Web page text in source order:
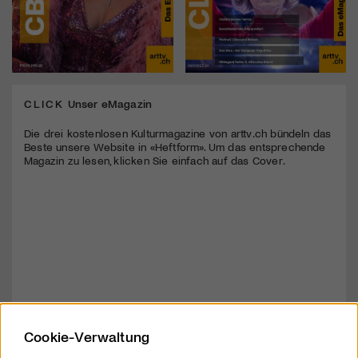
CLICK Unser eMagazin
Die drei kostenlosen Kulturmagazine von arttv.ch bündeln das
Beste unsere Website in «Heftform». Um das entsprechende
Magazin zu lesen, klicken Sie einfach auf das Cover.
Cookie-Verwaltung